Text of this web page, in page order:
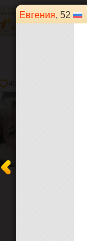
Евгения, 52